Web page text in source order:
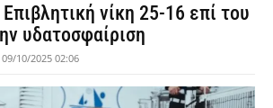
νίκη 25-16 επί του
υδατοσφαίριση
09/10/2025 02:06